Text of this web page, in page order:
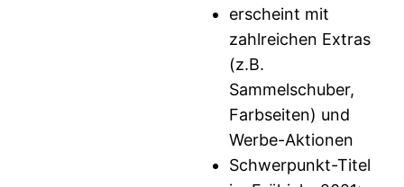
erscheint mit
zahlreichen Extras
(z.B.
Sammelschuber,
Farbseiten) und
Werbe-Aktionen
Schwerpunkt-Titel